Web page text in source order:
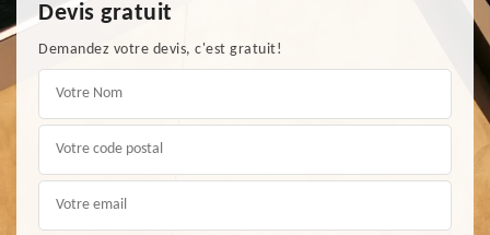
Devis gratuit
Demandez votre devis, c'est gratuit!